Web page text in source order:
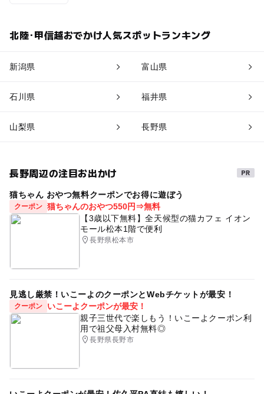
北陸･甲信越おでかけ人気スポットランキング
新潟県 富山県
石川県 福井県
山梨県 長野県
長野周辺の注目お出かけ
猫ちゃん おやつ無料クーポンでお得に遊ぼう
クーポン 猫ちゃんのおやつ550円⇒無料
【3歳以下無料】全天候型の猫カフェ イオン
モール松本1階で便利
長野県松本市
見逃し厳禁！いこーよのクーポンとWebチケットが最安！
クーポン
いこーよクーポンが最安！
親子三世代で楽しもう！いこーよクーポン利
用で祖父母入村無料◎
長野県長野市